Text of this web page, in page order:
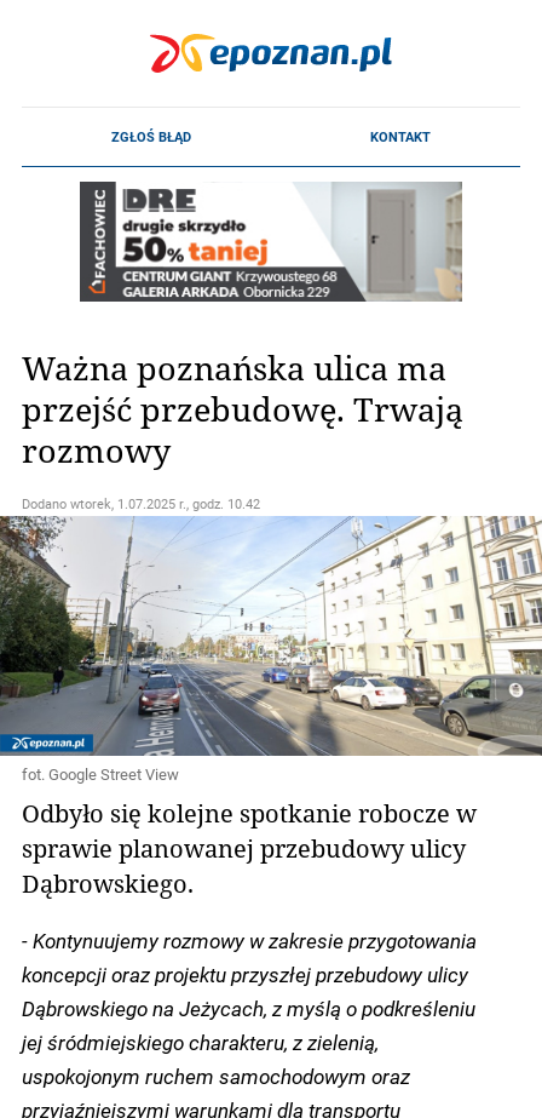
Ważna poznańska ulica ma
przejść przebudowę. Trwają
rozmowy
Dodano wtorek, 1.07.2025 r., godz. 10.42
fot. Google Street View
Odbyło się kolejne spotkanie robocze w
sprawie planowanej przebudowy ulicy
Dąbrowskiego.
- Kontynuujemy rozmowy w zakresie przygotowania
koncepcji oraz projektu przyszłej przebudowy ulicy
Dąbrowskiego na Jeżycach, z myślą o podkreśleniu
jej śródmiejskiego charakteru, z zielenią,
uspokojonym ruchem samochodowym oraz
przyjaźniejszymi warunkami dla transportu